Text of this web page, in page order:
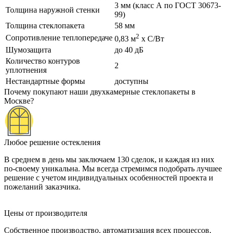
Толщина наружной стенки
3 мм (класс А по ГОСТ 30673-
99)
Толщина стеклопакета
58 мм
Сопротивление теплопередаче 0,83 м2 х С/Вт
Шумозащита
до 40 дБ
Количество контуров
уплотнения
2
Нестандартные формы
доступны
Почему покупают наши двухкамерные стеклопакеты в
Москве?
Любое решение остекления
В среднем в день мы заключаем 130 сделок, и каждая из них
по-своему уникальна. Мы всегда стремимся подобрать лучшее
решение с учетом индивидуальных особенностей проекта и
пожеланий заказчика.
Цены от производителя
Собственное производство, автоматизация всех процессов,